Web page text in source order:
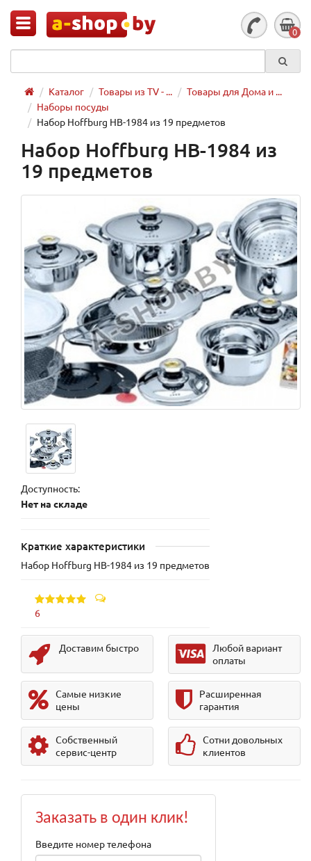
0
Каталог Товары из TV - ...
Товары для Дома и ...
Наборы посуды
Набор Hoffburg HB-1984 из 19 предметов
Набор Hoffburg HB-1984 из
19 предметов
Доступность:
Нет на складе
Краткие характеристики
Набор Hoffburg HB-1984 из 19 предметов
6
Доставим быстро
Любой вариант
оплаты
Самые низкие
цены
Расширенная
гарантия
Собственный
сервис-центр
Сотни довольных
клиентов
Заказать в один клик!
Введите номер телефона